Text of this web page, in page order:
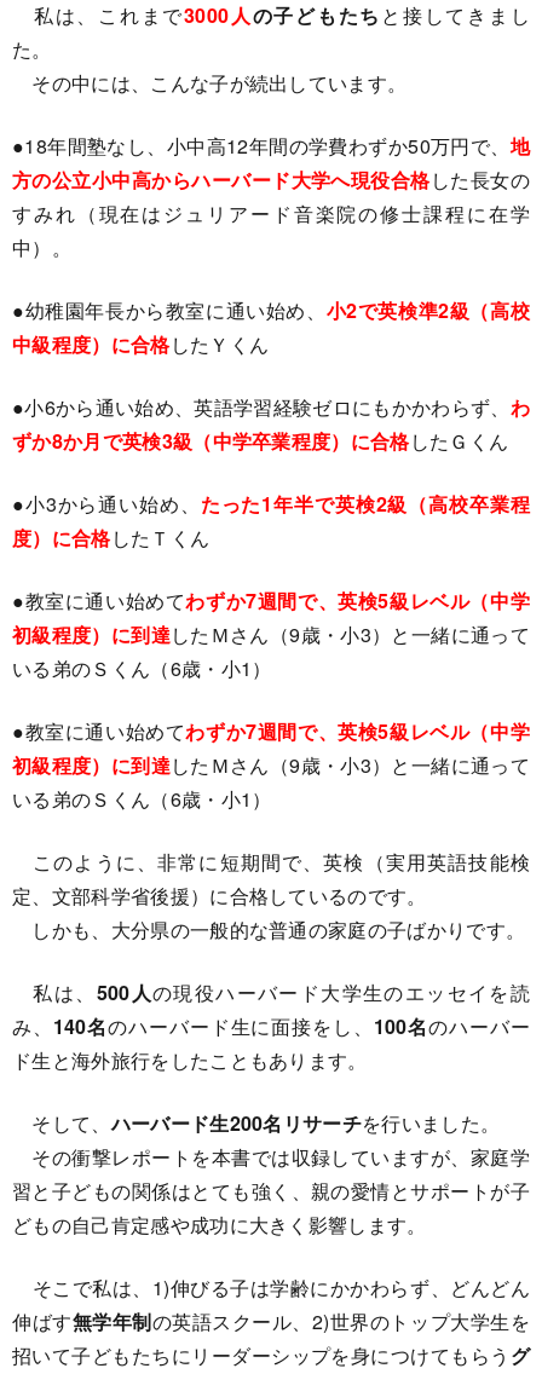
私は、これまで3000人の子どもたち と接してきまし
た。
その中には、こんな子が続出しています。
●18年間塾なし、小中高12年間の学費わずか50万円で、 地
方の公立小中高からハーバード大学へ現役合格した長女の
すみれ（現在はジュリアード音楽院の修士課程に在学
中）。
●幼稚園年長から教室に通い始め、 小2で英検準2級（高校
中級程度）に合格したＹくん
●小6から通い始め、英語学習経験ゼロにもかかわらず、 わ
ずか8か月で英検3級（中学卒業程度）に合格したＧくん
●小3から通い始め、 たった1年半で英検2級（高校卒業程
度）に合格したＴくん
●教室に通い始めてわずか7週間で、英検5級レベル（中学
初級程度）に到達したＭさん（9歳・小3）と一緒に通って
いる弟のＳくん（6歳・小1）
●教室に通い始めてわずか7週間で、英検5級レベル（中学
初級程度）に到達したＭさん（9歳・小3）と一緒に通って
いる弟のＳくん（6歳・小1）
このように、非常に短期間で、英検（実用英語技能検
定、文部科学省後援）に合格しているのです。
しかも、大分県の一般的な普通の家庭の子ばかりです。
私は、 500人の現役ハーバード大学生のエッセイを読
み、 140名のハーバード生に面接をし、 100名のハーバー
ド生と海外旅行をしたこともあります。
そして、ハーバード生200名リサーチを行いました。
その衝撃レポートを本書では収録していますが、家庭学
習と子どもの関係はとても強く、親の愛情とサポートが子
どもの自己肯定感や成功に大きく影響します。
そこで私は、1)伸びる子は学齢にかかわらず、どんどん
伸ばす無学年制の英語スクール、2)世界のトップ大学生を
招いて子どもたちにリーダーシップを身につけてもらう グ